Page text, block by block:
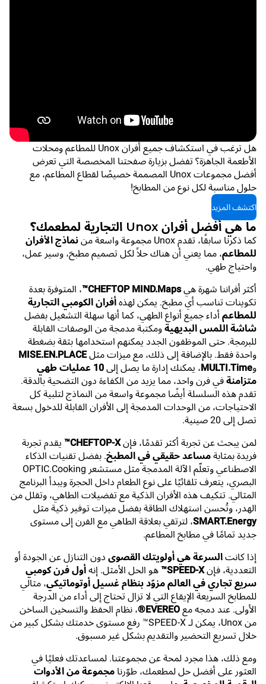
هل ترغب في استكشاف جميع أفران Unox للمطاعم ومحلات
الأطعمة الجاهزة؟ تفضل بزيارة صفحتنا المخصصة التي تعرض
أفضل مجموعات Unox المصممة خصيصًا لقطاع المطاعم، مع
حلول مناسبة لكل نوع من المطابخ!
اكتشف المزيد
ما هي أفضل أفران Unox التجارية لمطعمك؟
كما ذكرنا سابقًا، تقدم Unox مجموعة واسعة من
نماذج الأفران
للمطاعم، مما يعني أن هناك حلاً لكل تصميم مطبخ، وسير عمل،
واحتياج طهي.
أكثر أفراننا شهرة هيCHEFTOP MIND.Maps™ ، المتوفرة بعدة
تكوينات تناسب أي مطبخ. يمكن لهذه أفران الكومبي التجارية
للمطاعم أداء جميع أنواع الطهي، كما أنها سهلة التشغيل بفضل
شاشة اللمس البديهية ومكتبة مدمجة من الوصفات القابلة
للبرمجة. حتى الموظفون الجدد يمكنهم استخدامها بثقة بضغطة
واحدة فقط. بالإضافة إلى ذلك، مع ميزات مثلMISE.EN.PLACE
وMULTI.Time، يمكنك إدارة ما يصل إلى
10 عمليات طهي
متزامنة في فرن واحد، مما يزيد من الكفاءة دون التضحية بالدقة.
تقدم هذه السلسلة أيضًا مجموعة واسعة من النماذج لتلبية كل
الاحتياجات، من الوحدات المدمجة إلى الأفران القابلة للدخول بسعة
تصل إلى 20 صينية.
لمن يبحث عن تجربة أكثر تقدمًا، فإنCHEFTOP-X™
يقدم تجربة
فريدة بمثابة مساعد حقيقي في المطبخ. بفضل تقنيات الذكاء
الاصطناعي وتعلّم الآلة المدمجة مثل مستشعر OPTIC.Cooking
البصري، يتعرف تلقائيًا على نوع الطعام داخل الحجرة ويبدأ البرنامج
المثالي. تتكيف هذه الأفران الذكية مع تفضيلات الطاهي، وتقلل من
الهدر، وتُحسن استهلاك الطاقة بفضل ميزات توفير ذكية مثل
SMART.Energy، لترتقي بعلاقة الطاهي مع الفرن إلى مستوى
جديد تمامًا في مطابخ المطاعم.
إذا كانت السرعة هي أولويتك القصوى دون التنازل عن الجودة أو
التعددية، فإنSPEED-X™ هو الحل الأمثل. إنه أول فرن كومبي
سريع تجاري في العالم مزوّد بنظام غسيل أوتوماتيكي، مثالي
للمطابخ السريعة الإيقاع التي لا تزال تحتاج إلى أداء من الدرجة
الأولى. عند دمجه مع EVEREO®
، نظام الحفظ والتسخين الساخن
من Unox، يمكن لـ SPEED-X™ رفع مستوى خدمتك بشكل كبير من
خلال تسريع التحضير والتقديم بشكل غير مسبوق.
ومع ذلك، هذا مجرد لمحة عن مجموعتنا. لمساعدتك فعليًا في
العثور على أفضل حل لمطعمك، طوّرنا مجموعة من الأدوات